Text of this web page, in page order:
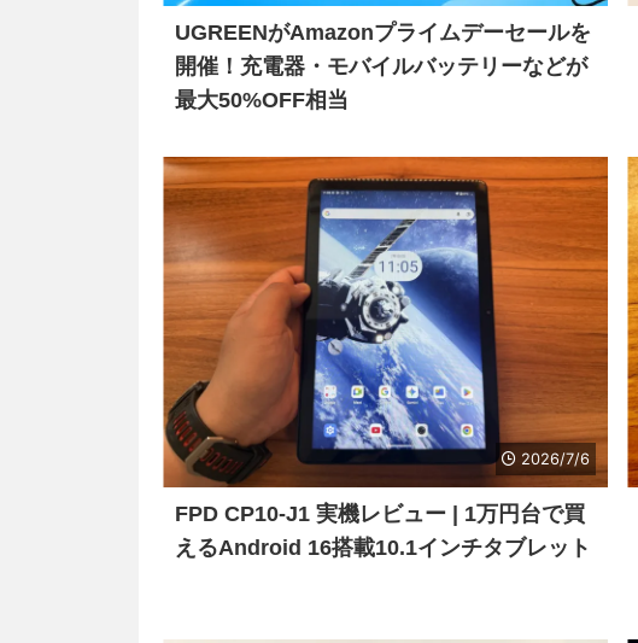
UGREENがAmazonプライムデーセールを
開催！充電器・モバイルバッテリーなどが
最大50%OFF相当
2026/7/6
FPD CP10-J1 実機レビュー | 1万円台で買
えるAndroid 16搭載10.1インチタブレット